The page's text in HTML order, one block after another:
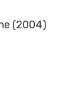
(2004)